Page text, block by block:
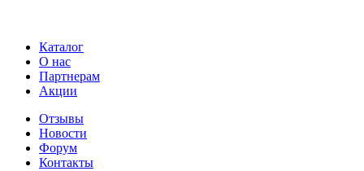
Каталог
О нас
Партнерам
Акции
Отзывы
Новости
Форум
Контакты